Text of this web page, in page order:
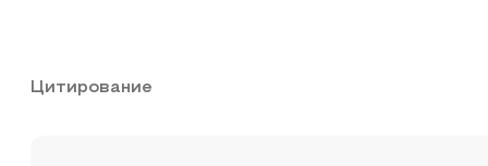
Цитирование